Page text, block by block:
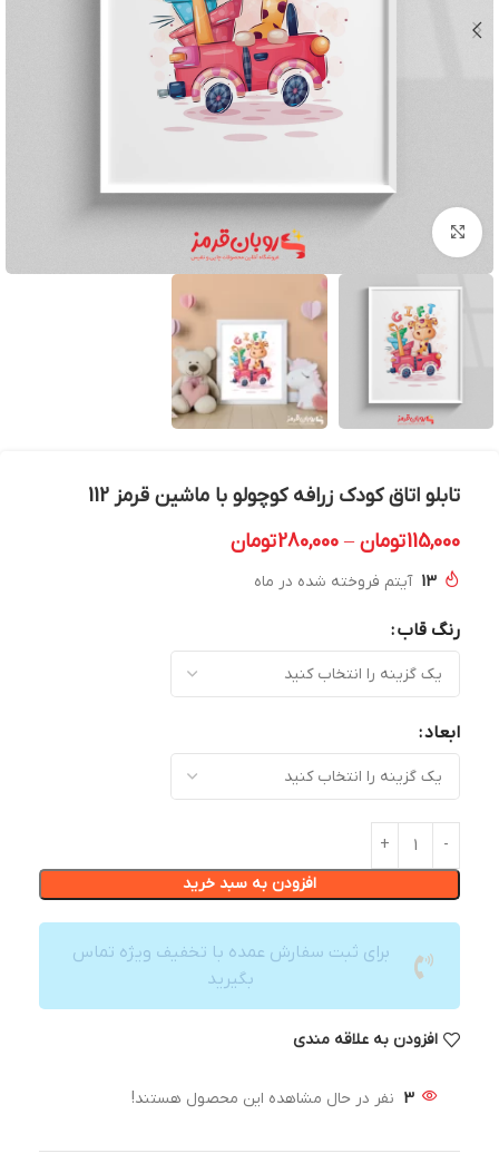
بزرگنمایی تصویر
تابلو اتاق کودک زرافه کوچولو با ماشین قرمز 112
115,000تومان –
280,000تومان
13 آیتم فروخته شده در ماه
رنگ قاب
ابعاد
افزودن به سبد خرید
برای ثبت سفارش عمده با تخفیف ویژه تماس
بگیرید
افزودن به علاقه مندی
3 نفر در حال مشاهده این محصول هستند!